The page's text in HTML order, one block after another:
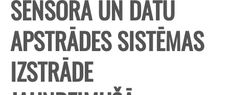
SENSORA UN DATU
APSTRĀDES SISTĒMAS
IZSTRĀDE